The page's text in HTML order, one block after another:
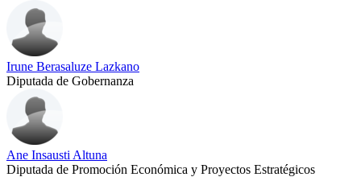
Irune Berasaluze Lazkano
Diputada de Gobernanza
Ane Insausti Altuna
Diputada de Promoción Económica y Proyectos Estratégicos